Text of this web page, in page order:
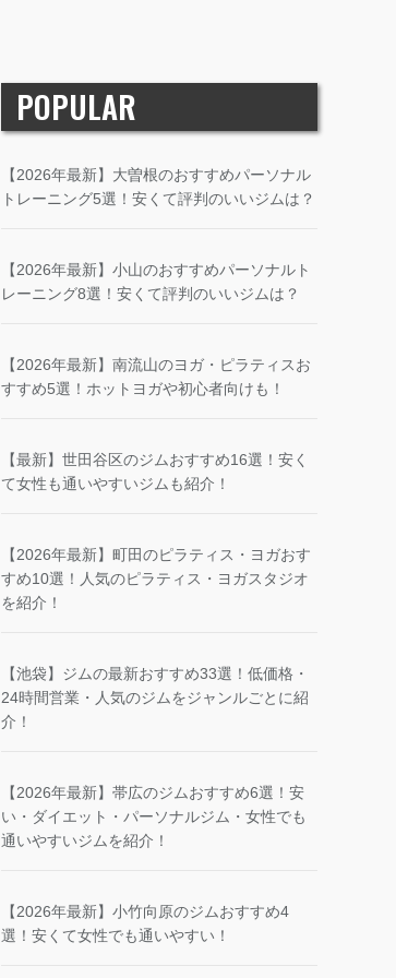
POPULAR
【2026年最新】大曽根のおすすめパーソナル
トレーニング5選！安くて評判のいいジムは？
【2026年最新】小山のおすすめパーソナルト
レーニング8選！安くて評判のいいジムは？
【2026年最新】南流山のヨガ・ピラティスお
すすめ5選！ホットヨガや初心者向けも！
【最新】世田谷区のジムおすすめ16選！安く
て女性も通いやすいジムも紹介！
【2026年最新】町田のピラティス・ヨガおす
すめ10選！人気のピラティス・ヨガスタジオ
を紹介！
【池袋】ジムの最新おすすめ33選！低価格・
24時間営業・人気のジムをジャンルごとに紹
介！
【2026年最新】帯広のジムおすすめ6選！安
い・ダイエット・パーソナルジム・女性でも
通いやすいジムを紹介！
【2026年最新】小竹向原のジムおすすめ4
選！安くて女性でも通いやすい！